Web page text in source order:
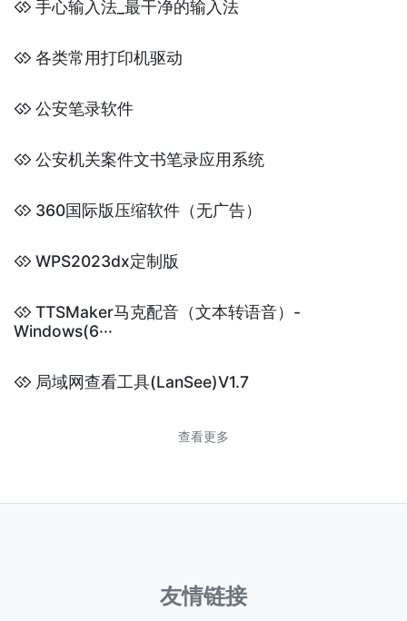
手心输入法_最干净的输入法
各类常用打印机驱动
公安笔录软件
公安机关案件文书笔录应用系统
360国际版压缩软件（无广告）
WPS2023dx定制版
TTSMaker马克配音（文本转语音）-
Windows(6···
局域网查看工具(LanSee)V1.7
查看更多
友情链接